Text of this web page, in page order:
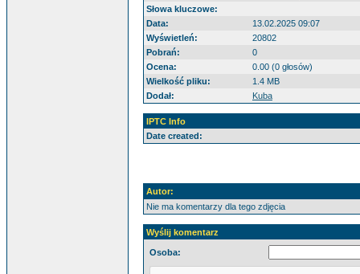
Słowa kluczowe:
Data:
13.02.2025 09:07
Wyświetleń:
20802
Pobrań:
0
Ocena:
0.00 (0 głosów)
Wielkość pliku:
1.4 MB
Dodał:
Kuba
IPTC Info
Date created:
Autor:
Nie ma komentarzy dla tego zdjęcia
Wyślij komentarz
Osoba: